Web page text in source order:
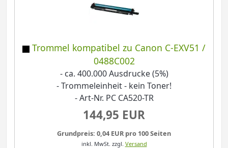
Trommel kompatibel zu Canon C-EXV51 /
0488C002
- ca. 400.000 Ausdrucke (5%)
- Trommeleinheit - kein Toner!
- Art-Nr. PC CA520-TR
144,95 EUR
Grundpreis: 0,04 EUR pro 100 Seiten
inkl. MwSt. zzgl. Versand